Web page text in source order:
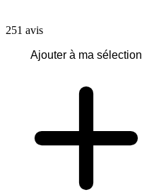
251 avis
Ajouter à ma sélection